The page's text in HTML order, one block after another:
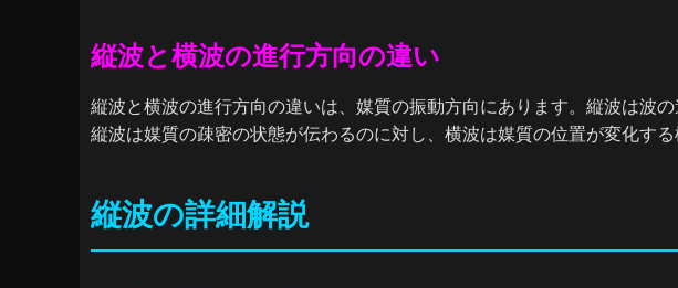
縦波と横波の進行方向の違い
縦波と横波の進行方向の違いは、媒質の振動方向にあります。縦波は波
縦波は媒質の疎密の状態が伝わるのに対し、横波は媒質の位置が変化する
縦波の詳細解説